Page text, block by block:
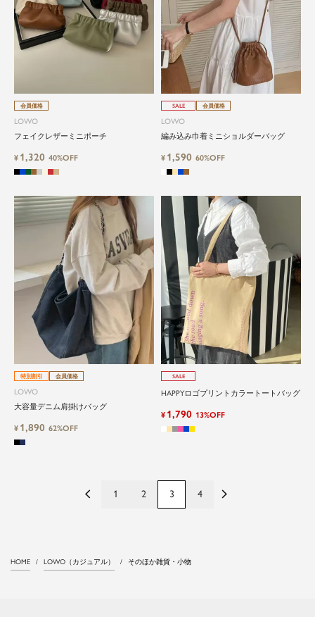
会員価格
LOWO
フェイクレザーミニポーチ
¥ 1,320 40%OFF
SALE 会員価格
LOWO
編み込み巾着ミニショルダーバッグ
¥ 1,590 60%OFF
特別割引 会員価格
LOWO
大容量デニム肩掛けバッグ
¥ 1,890 62%OFF
SALE
HAPPYロゴプリントカラートートバッグ
¥ 1,790 13%OFF
1 2 3 4
HOME LOWO（カジュアル） そのほか雑貨・小物